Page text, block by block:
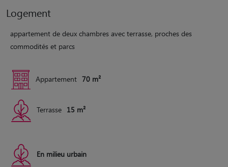
Logement
appartement de deux chambres avec terrasse, proches des
commodités et parcs
Appartement 70 m²
Terrasse 15 m²
En milieu urbain